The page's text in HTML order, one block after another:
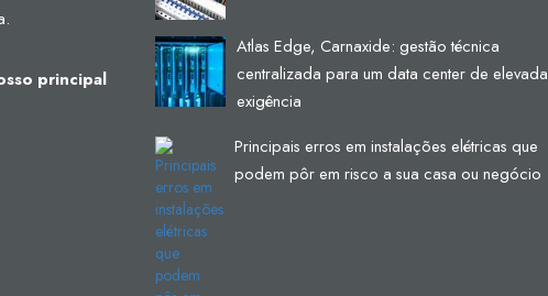
principal
Atlas Edge, Carnaxide: gestão técnica
centralizada para um data center de elevada
exigência
Principais erros em instalações elétricas que
podem pôr em risco a sua casa ou negócio